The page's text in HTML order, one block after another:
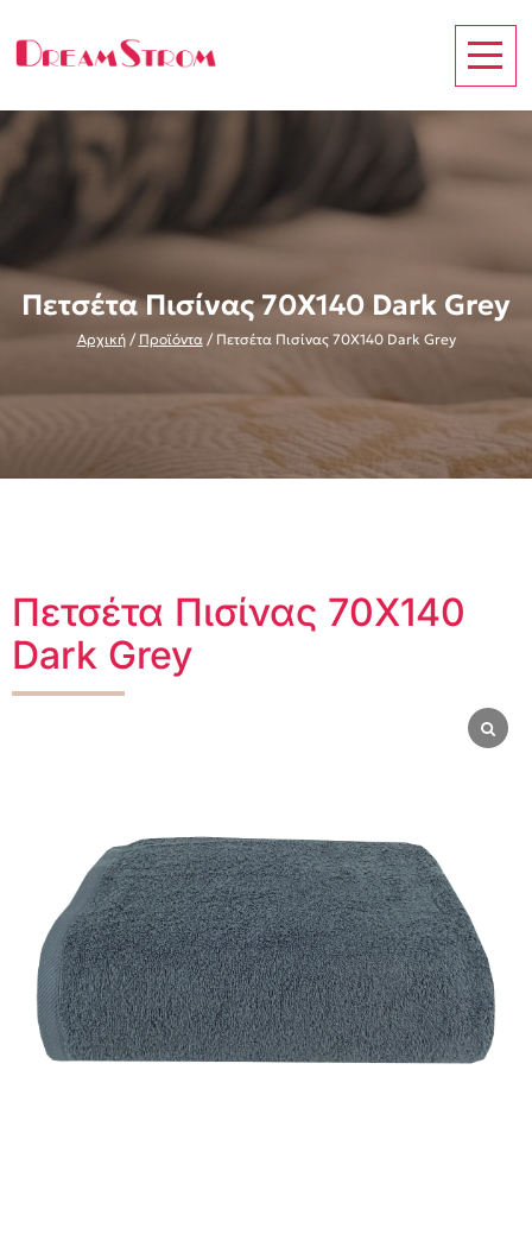
Πετσέτα Πισίνας 70X140 Dark Grey
Αρχική/ Προϊόντα/ Πετσέτα Πισίνας 70X140 Dark Grey
Πετσέτα Πισίνας 70X140
Dark Grey